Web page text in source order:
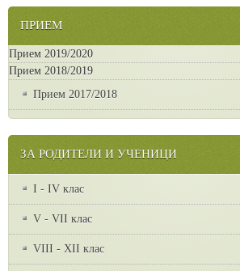
ПРИЕМ
Прием 2019/2020
Прием 2018/2019
Прием 2017/2018
ЗА РОДИТЕЛИ И УЧЕНИЦИ
I - IV клас
V - VII клас
VІІІ - ХІІ клас